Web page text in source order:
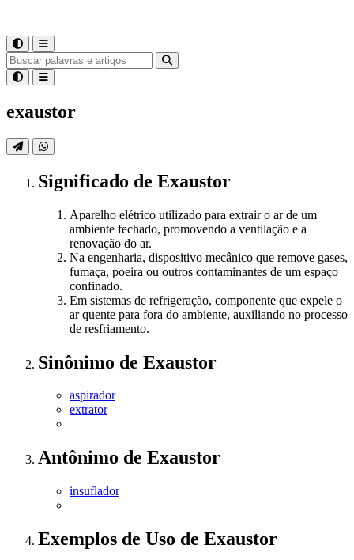
exaustor
Significado de Exaustor
Aparelho elétrico utilizado para extrair o ar de um
ambiente fechado, promovendo a ventilação e a
renovação do ar.
Na engenharia, dispositivo mecânico que remove gases,
fumaça, poeira ou outros contaminantes de um espaço
confinado.
Em sistemas de refrigeração, componente que expele o
ar quente para fora do ambiente, auxiliando no processo
de resfriamento.
Sinônimo de Exaustor
aspirador
extrator
Antônimo de Exaustor
insuflador
Exemplos de Uso de Exaustor